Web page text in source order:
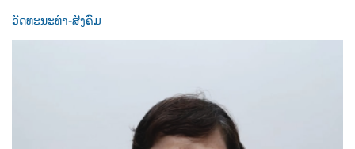
ວັດທະນະທຳ-ສັງຄົມ